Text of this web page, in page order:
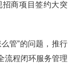
商项目签约大突
管”的问题，推行
流程闭环服务管理